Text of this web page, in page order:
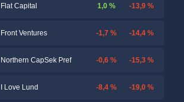
Flat Capital 1,0 % -13,9 %
Front Ventures -1,7 % -14,4 %
Northern CapSek Pref -0,6 % -15,3 %
I Love Lund -8,4 % -19,0 %